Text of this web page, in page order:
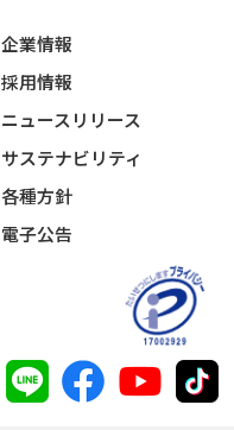
企業情報
採用情報
ニュースリリース
サステナビリティ
各種方針
電子公告